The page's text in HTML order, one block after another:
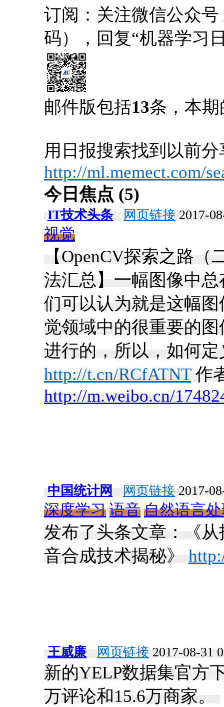
订阅：关注微信公众
码），回复“机器学习
邮件版包括13条，本期
用日报搜索找到以前
http://ml.memect.com/
今日焦点 (5)
IT技术头条 网页链接 2017-
视觉
【OpenCV探索之路
法汇总】一幅图像中
们可以认为就是这幅
觉领域中的很重要的
进行的，所以，如何
http://t.cn/RCfATNT作
http://m.weibo.cn/
中国统计网 网页链接 2017-
深度学习 语音 自然语言
发布了头条文章：《
音合成技术揭秘》
王威廉 网页链接 2017-08-31
新的YELP数据集官方
万评论和15.6万商家。 ​